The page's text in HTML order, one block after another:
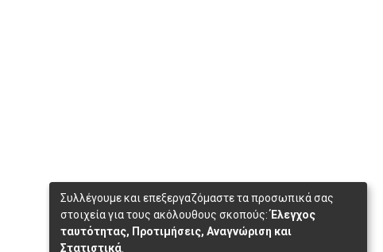
Συλλέγουμε και επεξεργαζόμαστε τα προσωπικά σας
στοιχεία για τους ακόλουθους σκοπούς:Έλεγχος
ταυτότητας, Προτιμήσεις, Αναγνώριση και
Στατιστικά